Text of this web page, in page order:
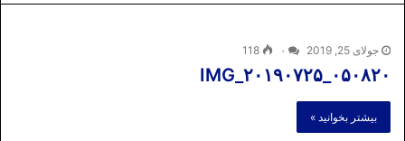
جولای 25, 2019 ۰ 118
IMG_۲۰۱۹۰۷۲۵_۰۵۰۸۲۰
بیشتر بخوانید »